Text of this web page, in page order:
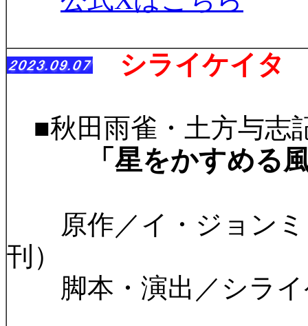
シライケイタ
■秋田雨雀・土方与
「星をかすめる
原作／イ・ジョンミ
刊）
脚本・演出／シライ